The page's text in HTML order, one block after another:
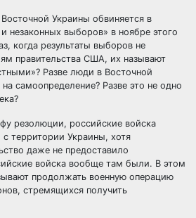
Украины обвиняется в
незаконных выборов» в ноябре этого
когда результаты выборов не
правительства США, их называют
Разве люди в Восточной
самоопределение? Разве это не одно
резолюции, российские войска
территории Украины, хотя
даже не предоставило
войска вообще там были. В этом
продолжать военную операцию
стремящихся получить